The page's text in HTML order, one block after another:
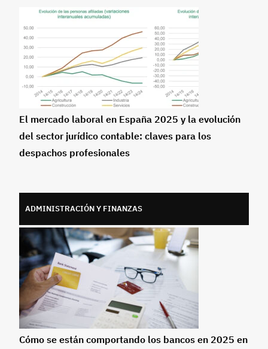
El mercado laboral en España 2025 y la evolución
del sector jurídico contable: claves para los
despachos profesionales
ADMINISTRACIÓN Y FINANZAS
Cómo se están comportando los bancos en 2025 en